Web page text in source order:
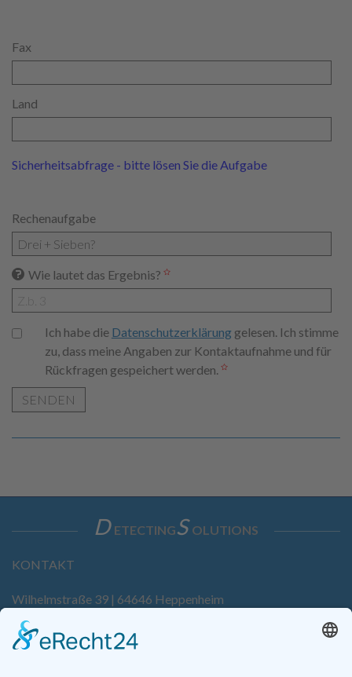
Fax
Land
Sicherheitsabfrage - bitte lösen Sie die Aufgabe
Rechenaufgabe
Wie lautet das Ergebnis?
Ich habe die Datenschutzerklärunggelesen. Ich stimme
zu, dass meine Angaben zur Kontaktaufnahme und für
Rückfragen gespeichert werden.
SENDEN
D ETECTINGS OLUTIONS
KONTAKT
Wilhelmstraße 39 | 64646 Heppenheim
Tel. +49 6252 94299-0
Fax +49 6252 94299-8